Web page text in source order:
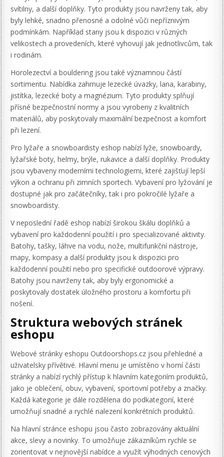
svítilny, a další doplňky. Tyto produkty jsou navrženy tak, aby
byly lehké, snadno přenosné a odolné vůči nepříznivým
podmínkám. Například stany jsou k dispozici v různých
velikostech a provedeních, které vyhovují jak jednotlivcům, tak
i rodinám.
Horolezectví a bouldering jsou také významnou částí
sortimentu. Nabídka zahrnuje lezecké úvazky, lana, karabiny,
jistítka, lezecké boty a magnézium. Tyto produkty splňují
přísné bezpečnostní normy a jsou vyrobeny z kvalitních
materiálů, aby poskytovaly maximální bezpečnost a komfort
při lezení.
Pro lyžaře a snowboardisty eshop nabízí lyže, snowboardy,
lyžařské boty, helmy, brýle, rukavice a další doplňky. Produkty
jsou vybaveny moderními technologiemi, které zajišťují lepší
výkon a ochranu při zimních sportech. Vybavení pro lyžování je
dostupné jak pro začátečníky, tak i pro pokročilé lyžaře a
snowboardisty.
V neposlední řadě eshop nabízí širokou škálu doplňků a
vybavení pro každodenní použití i pro specializované aktivity.
Batohy, tašky, láhve na vodu, nože, multifunkční nástroje,
mapy, kompasy a další produkty jsou k dispozici pro
každodenní použití nebo pro specifické outdoorové výpravy.
Batohy jsou navrženy tak, aby byly ergonomické a
poskytovaly dostatek úložného prostoru a komfortu při
nošení.
Struktura webových stránek
eshopu
Webové stránky eshopu Outdoorshops.cz jsou přehledné a
uživatelsky přívětivé. Hlavní menu je umístěno v horní části
stránky a nabízí rychlý přístup k hlavním kategoriím produktů,
jako je oblečení, obuv, vybavení, sportovní potřeby a značky.
Každá kategorie je dále rozdělena do podkategorií, které
umožňují snadné a rychlé nalezení konkrétních produktů.
Na hlavní stránce eshopu jsou často zobrazovány aktuální
akce, slevy a novinky. To umožňuje zákazníkům rychle se
zorientovat v nejnovější nabídce a využít výhodných cenových